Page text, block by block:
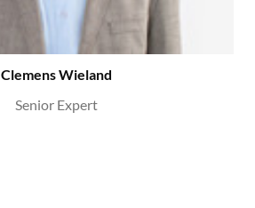
Clemens Wieland
Senior Expert